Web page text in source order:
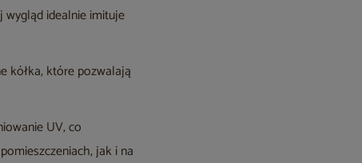
wygląd idealnie imituje
kółka, które pozwalają
UV, co
jak i na